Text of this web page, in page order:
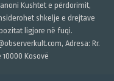
Kushtet e përdorimit,
shkelje e drejtave
ligjore në fuqi.
Adresa: Rr.
Kosovë